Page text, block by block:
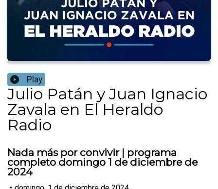
Play
Julio Patán y Juan Ignacio
Zavala en El Heraldo
Radio
Nada más por convivir | programa
completo domingo 1 de diciembre de
2024